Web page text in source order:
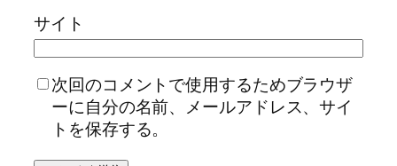
サイト
次回のコメントで使用するためブラウザ
ーに自分の名前、メールアドレス、サイ
トを保存する。